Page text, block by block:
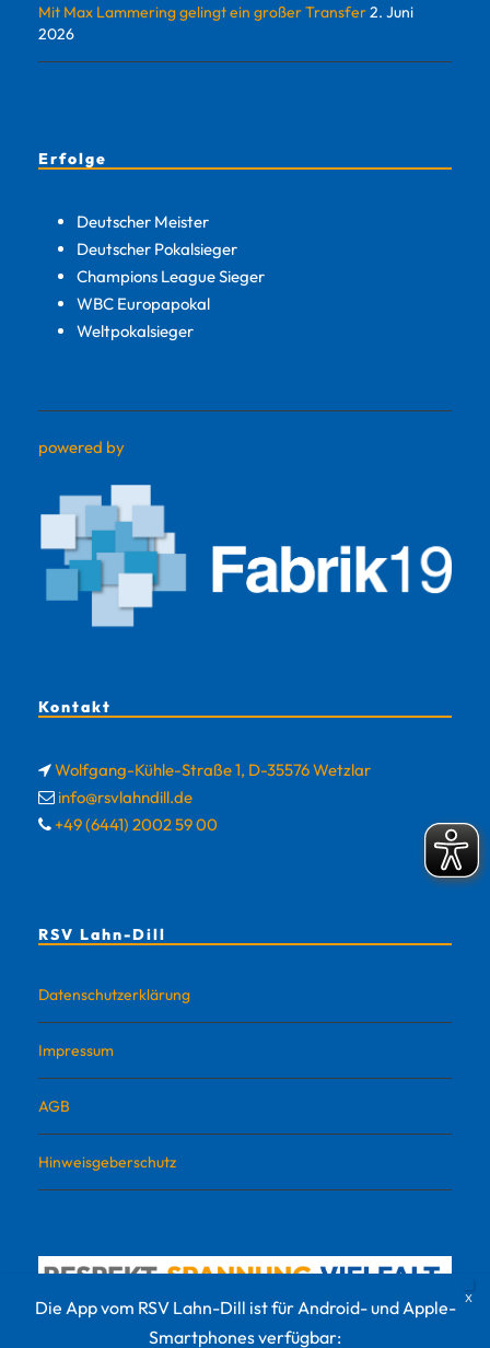
Mit Max Lammering gelingt ein großer Transfer2. Juni
2026
Erfolge
Deutscher Meister
Deutscher Pokalsieger
Champions League Sieger
WBC Europapokal
Weltpokalsieger
powered by
Kontakt
Wolfgang-Kühle-Straße 1, D-35576 Wetzlar
info@rsvlahndill.de
+49 (6441) 2002 59 00
RSV Lahn-Dill
Datenschutzerklärung
Impressum
AGB
Hinweisgeberschutz
Die App vom RSV Lahn-Dill ist für Android- und Apple-
Smartphones verfügbar: